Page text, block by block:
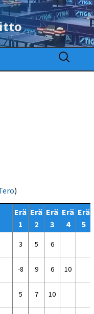
Haku:
)
Erä
1
Erä
2
Erä
3
Erä
4
Erä
5
3 5 6
-8 9 6 10
5 7 10